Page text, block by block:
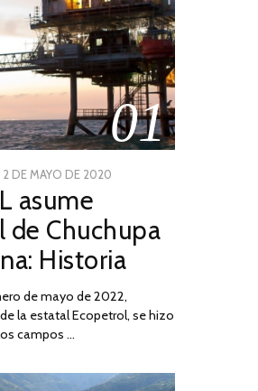
01
POSTED
ON
2 DE MAYO DE 2020
DE
2026
asume
de Chuchupa
Historia
de mayo de 2022,
la estatal Ecopetrol, se hizo
campos …